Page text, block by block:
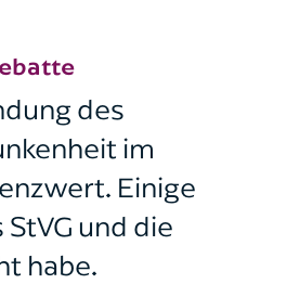
des
im
Einige
und die
habe.